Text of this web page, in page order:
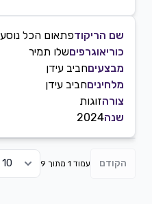
שם הריקודפתאום הכל נוסע
כוריאוגרפיםשלו תמיר
מבצעיםחביב עידן
מלחיניםחביב עידן
צורהזוגות
שנה2024
הקודם עמוד 1 מתוך 9